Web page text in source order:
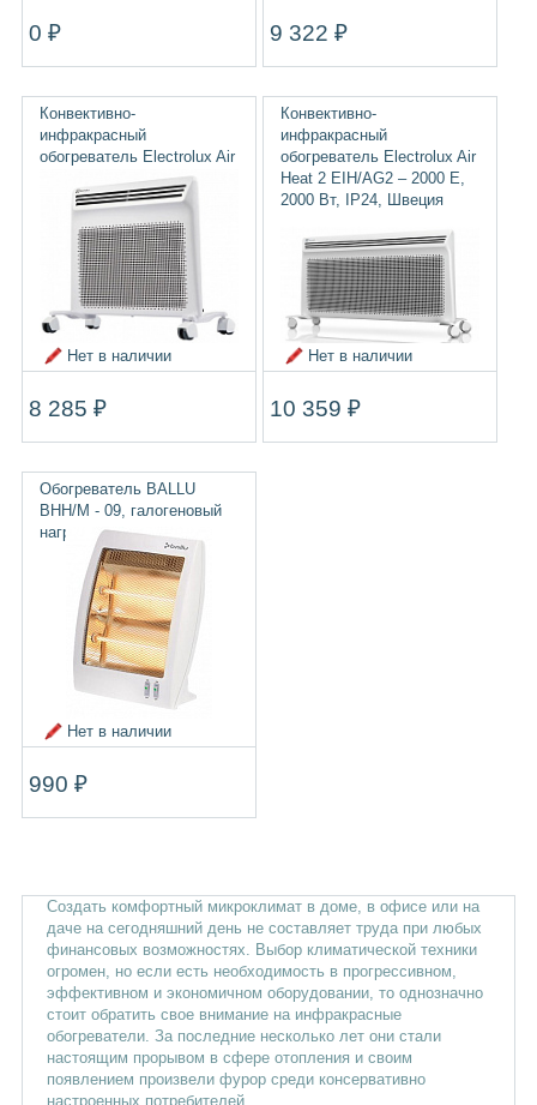
0 ₽ 9 322 ₽
Конвективно-
инфракрасный
обогреватель Electrolux Air
Heat 2 EIH/AG2 – 1000 E,
1000 Вт, IP24, Швеция
Нет в наличии
8 285 ₽
Конвективно-
инфракрасный
обогреватель Electrolux Air
Heat 2 EIH/AG2 – 2000 E,
2000 Вт, IP24, Швеция
Нет в наличии
10 359 ₽
Обогреватель BALLU
BHH/M - 09, галогеновый
нагреватель
Нет в наличии
990 ₽
Создать комфортный микроклимат в доме, в офисе или на
даче на сегодняшний день не составляет труда при любых
финансовых возможностях. Выбор климатической техники
огромен, но если есть необходимость в прогрессивном,
эффективном и экономичном оборудовании, то однозначно
стоит обратить свое внимание на инфракрасные
обогреватели. За последние несколько лет они стали
настоящим прорывом в сфере отопления и своим
появлением произвели фурор среди консервативно
настроенных потребителей.